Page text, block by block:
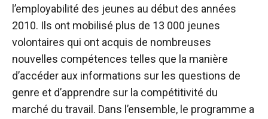
l’employabilité des jeunes au début des années
2010. Ils ont mobilisé plus de 13 000 jeunes
volontaires qui ont acquis de nombreuses
nouvelles compétences telles que la manière
d’accéder aux informations sur les questions de
genre et d’apprendre sur la compétitivité du
marché du travail. Dans l’ensemble, le programme a